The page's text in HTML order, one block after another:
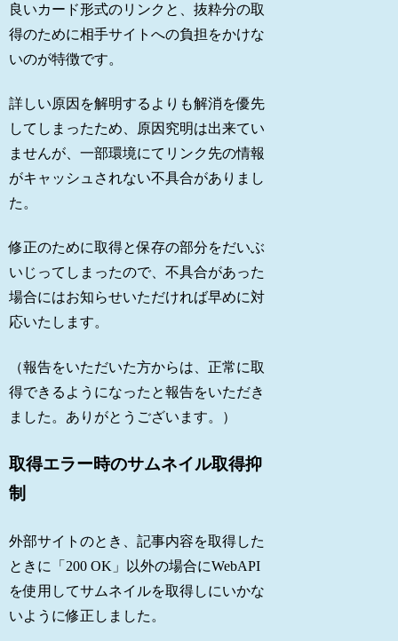
良いカード形式のリンクと、抜粋分の取
得のために相手サイトへの負担をかけな
いのが特徴です。
詳しい原因を解明するよりも解消を優先
してしまったため、原因究明は出来てい
ませんが、一部環境にてリンク先の情報
がキャッシュされない不具合がありまし
た。
修正のために取得と保存の部分をだいぶ
いじってしまったので、不具合があった
場合にはお知らせいただければ早めに対
応いたします。
（報告をいただいた方からは、正常に取
得できるようになったと報告をいただき
ました。ありがとうございます。）
取得エラー時のサムネイル取得抑
制
外部サイトのとき、記事内容を取得した
ときに「200 OK」以外の場合にWebAPI
を使用してサムネイルを取得しにいかな
いように修正しました。